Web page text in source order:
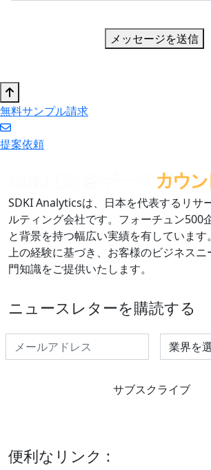
メッセージを送信
無料サンプル請求
提案依頼
SDKI Analyticsは、日本を代表するリサ
ルティング会社です。フォーチュン500
と背景を持つ幅広い実績を有していま
上の経験に基づき、お客様のビジネス
門知識をご提供いたします。
ニュースレターを購読する
Select
サブスクライブ
便利なリンク :